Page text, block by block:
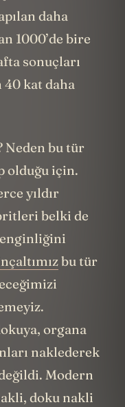
daha
1000’de bire
sonuçları
40 kat daha
Neden bu tür
olduğu için.
yıldır
belki de
bu tür
organa
naklederek
Modern
doku nakli